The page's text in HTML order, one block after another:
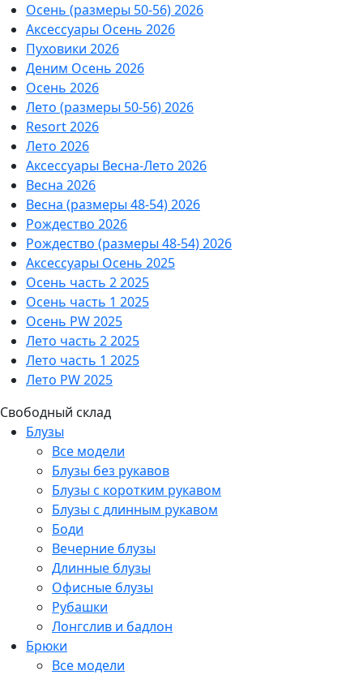
Осень (размеры 50-56) 2026
Аксессуары Осень 2026
Пуховики 2026
Деним Осень 2026
Осень 2026
Лето (размеры 50-56) 2026
Resort 2026
Лето 2026
Аксессуары Весна-Лето 2026
Весна 2026
Весна (размеры 48-54) 2026
Рождество 2026
Рождество (размеры 48-54) 2026
Аксессуары Осень 2025
Осень часть 2 2025
Осень часть 1 2025
Осень PW 2025
Лето часть 2 2025
Лето часть 1 2025
Лето PW 2025
Свободный склад
Блузы
Все модели
Блузы без рукавов
Блузы с коротким рукавом
Блузы с длинным рукавом
Боди
Вечерние блузы
Длинные блузы
Офисные блузы
Рубашки
Лонгслив и бадлон
Брюки
Все модели